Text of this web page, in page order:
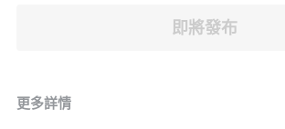
即將發布
更多詳情